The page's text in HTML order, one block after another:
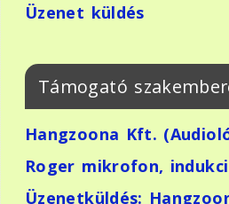
Üzenet küldés
Támogató
Hangzoona Kft.
Roger mikrofon,
Üzenetküldés: